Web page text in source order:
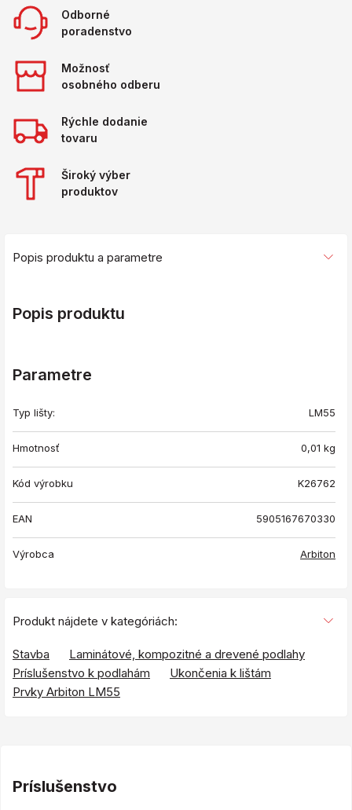
Odborné
poradenstvo
Možnosť
osobného odberu
Rýchle dodanie
tovaru
Široký výber
produktov
Popis produktu a parametre
Popis produktu
Parametre
Typ lišty: LM55
Hmotnosť 0,01 kg
Kód výrobku K26762
EAN 5905167670330
Výrobca Arbiton
Produkt nájdete v kategóriách:
Stavba
Laminátové, kompozitné a drevené podlahy
Príslušenstvo k podlahám
Ukončenia k lištám
Prvky Arbiton LM55
Príslušenstvo